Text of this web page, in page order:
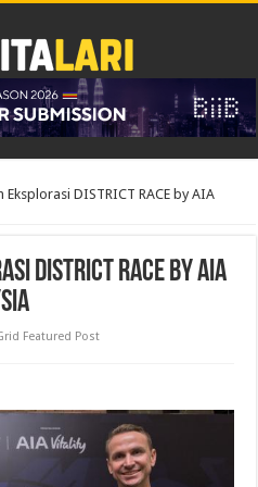
Eksplorasi DISTRICT RACE by AIA
DISTRICT RACE by AIA
Featured Post